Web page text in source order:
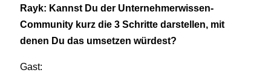
Rayk: Kannst Du der Unternehmerwissen-
Community kurz die 3 Schritte darstellen, mit
denen Du das umsetzen würdest?
Gast: